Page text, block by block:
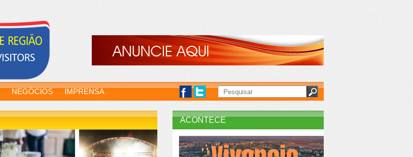
NEGÓCIOS IMPRENSA
ACONTECE